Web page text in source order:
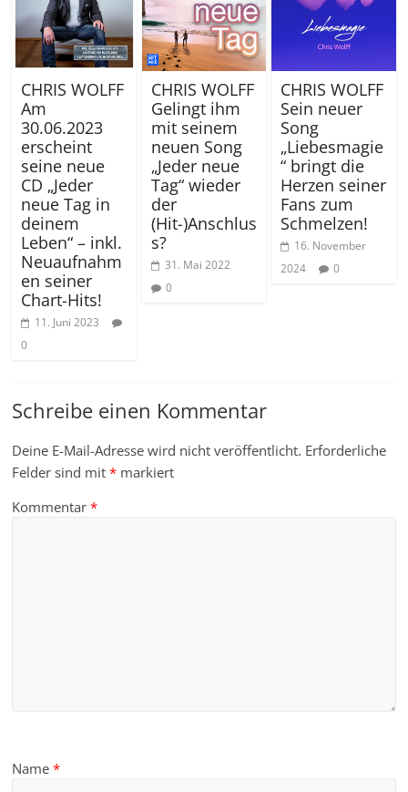
CHRIS WOLFF
Am
30.06.2023
erscheint
seine neue
CD „Jeder
neue Tag in
deinem
Leben“ – inkl.
Neuaufnahm
en seiner
Chart-Hits!
11. Juni 2023
0
CHRIS WOLFF
Gelingt ihm
mit seinem
neuen Song
„Jeder neue
Tag“ wieder
der
(Hit-)Anschlus
s?
31. Mai 2022
0
CHRIS WOLFF
Sein neuer
Song
„Liebesmagie
“ bringt die
Herzen seiner
Fans zum
Schmelzen!
16. November
2024
0
Schreibe einen Kommentar
Deine E-Mail-Adresse wird nicht veröffentlicht. Erforderliche
Felder sind mit* markiert
Kommentar*
Name*